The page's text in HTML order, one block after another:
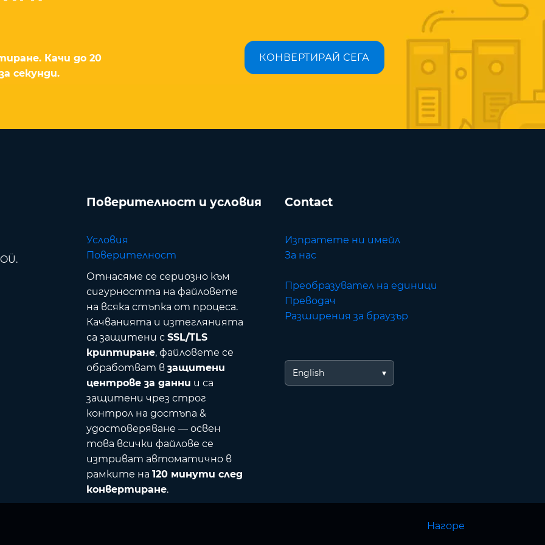
Качи до 20
секунди.
КОНВЕРТИРАЙ СЕГА
Поверителност и условия
Условия
Поверителност
Отнасяме се сериозно към
сигурността на файловете
на всяка стъпка от процеса.
Качванията и изтеглянията
са защитени с SSL/TLS
криптиране, файловете се
обработват в защитени
центрове за данни и са
защитени чрез строг
контрол на достъпа &
удостоверяване — освен
това всички файлове се
изтриват автоматично в
рамките на 120 минути след
конвертиране.
Contact
Изпратете ни имейл
За нас
Преобразувател на единици
Преводач
Разширения за браузър
English
Нагоре